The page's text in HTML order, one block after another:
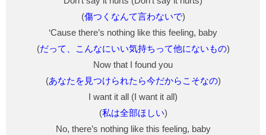
(傷つくなんて言わないで)
‘Cause there’s nothing like this feeling, baby
(だって、こんなにいい気持ちって他にないもの)
Now that I found you
(あなたを見つけられたら今だからこそなの)
I want it all (I want it all)
(私は全部ほしい)
No, there’s nothing like this feeling, baby